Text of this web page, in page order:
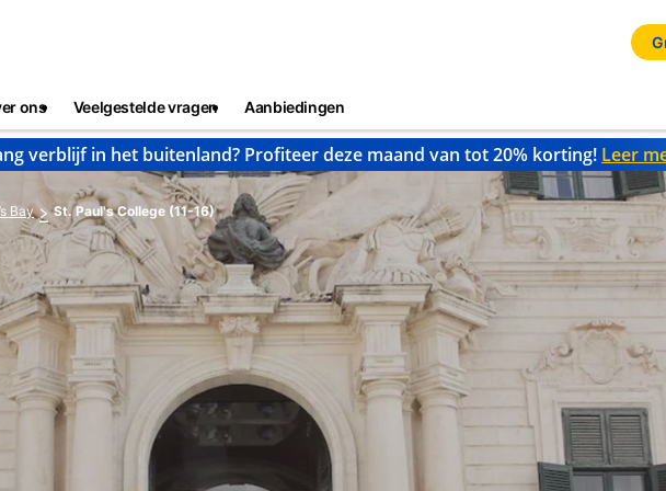
ons Veelgestelde vragen Aanbiedingen
verblijf in het buitenland? Profiteer deze maand van tot 20% korting! Leer
Bay St. Paul's College (11-16)